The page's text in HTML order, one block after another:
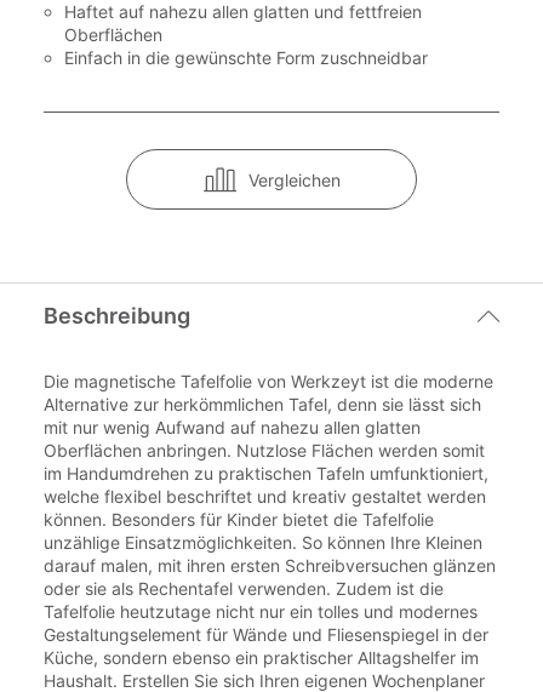
Haftet auf nahezu allen glatten und fettfreien
Oberflächen
Einfach in die gewünschte Form zuschneidbar
Vergleichen
Beschreibung
Die magnetische Tafelfolie von Werkzeyt ist die moderne
Alternative zur herkömmlichen Tafel, denn sie lässt sich
mit nur wenig Aufwand auf nahezu allen glatten
Oberflächen anbringen. Nutzlose Flächen werden somit
im Handumdrehen zu praktischen Tafeln umfunktioniert,
welche flexibel beschriftet und kreativ gestaltet werden
können. Besonders für Kinder bietet die Tafelfolie
unzählige Einsatzmöglichkeiten. So können Ihre Kleinen
darauf malen, mit ihren ersten Schreibversuchen glänzen
oder sie als Rechentafel verwenden. Zudem ist die
Tafelfolie heutzutage nicht nur ein tolles und modernes
Gestaltungselement für Wände und Fliesenspiegel in der
Küche, sondern ebenso ein praktischer Alltagshelfer im
Haushalt. Erstellen Sie sich Ihren eigenen Wochenplaner